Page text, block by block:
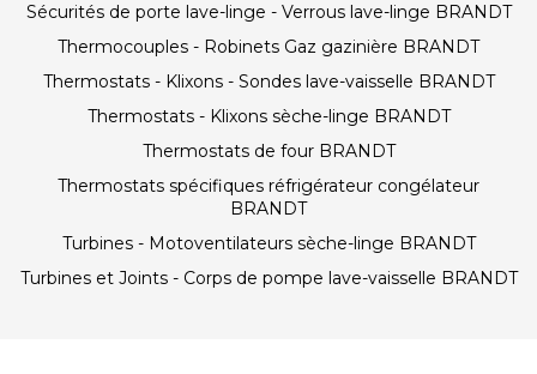
Sécurités de porte lave-linge - Verrous lave-linge BRANDT
Thermocouples - Robinets Gaz gazinière BRANDT
Thermostats - Klixons - Sondes lave-vaisselle BRANDT
Thermostats - Klixons sèche-linge BRANDT
Thermostats de four BRANDT
Thermostats spécifiques réfrigérateur congélateur
BRANDT
Turbines - Motoventilateurs sèche-linge BRANDT
Turbines et Joints - Corps de pompe lave-vaisselle BRANDT